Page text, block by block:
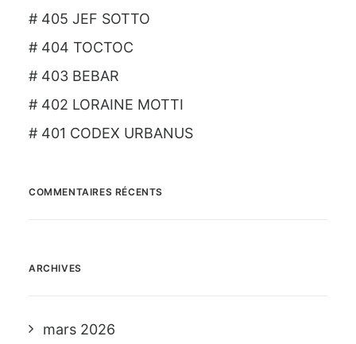
# 405 JEF SOTTO
# 404 TOCTOC
# 403 BEBAR
# 402 LORAINE MOTTI
# 401 CODEX URBANUS
COMMENTAIRES RÉCENTS
ARCHIVES
mars 2026